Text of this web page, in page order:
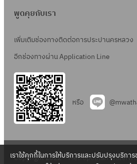
พูดคุยกับเรา
เพิ่มเติมช่องทางติดต่อการประปานครหลวง
อีกช่องทางผ่าน Application Line
หรือ
Copyright 2022 – Metropolitan
เราใช้คุกกี้ในการให้บริการและปรับปรุงบริกา